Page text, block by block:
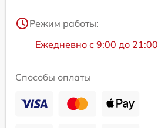
Режим работы:
Ежедневно с 9:00 до 21:00
Способы оплаты